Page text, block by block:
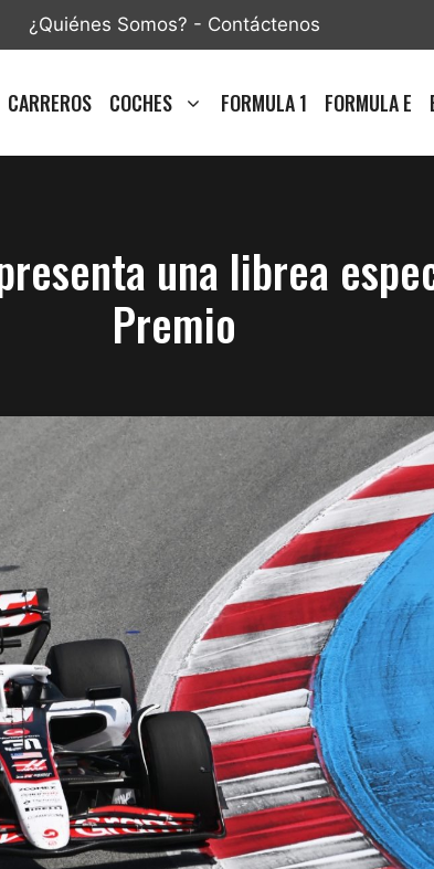
¿Quiénes Somos? - Contáctenos
CARREROS COCHES FORMULA 1 FORMULA E
una librea
Premio